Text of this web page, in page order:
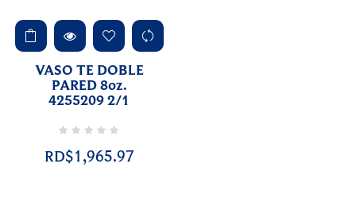
VASO TE DOBLE
PARED 8oz.
4255209 2/1
RD$1,965.97